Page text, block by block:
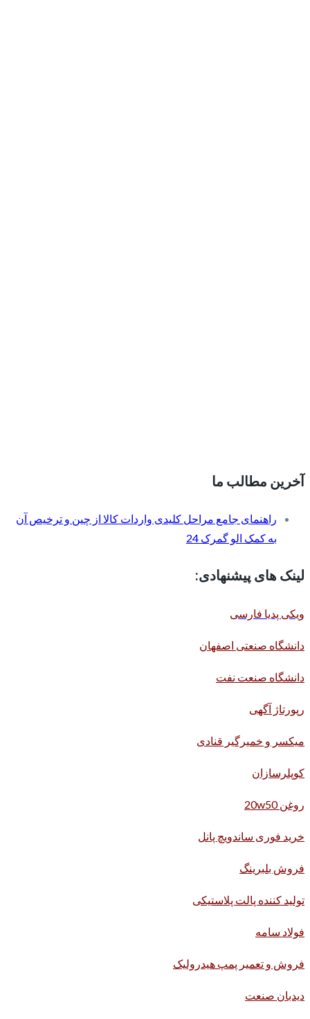
آخرین مطالب ما
راهنمای جامع مراحل کلیدی واردات کالا از چین و ترخیص آن
به کمک الو گمرک 24
لینک های پیشنهادی:
ویکی پدیا فارسی
دانشگاه صنعتی اصفهان
دانشگاه صنعت نفت
رپورتاژ آگهی
میکسر و خمیرگیر قنادی
کوپلرسازان
روغن 20w50
خرید فوری ساندویچ پانل
فروش بلبرینگ
تولید کننده پالت پلاستیکی
فولاد سامه
فروش و تعمیر پمپ هیدرولیک
دیدبان صنعت